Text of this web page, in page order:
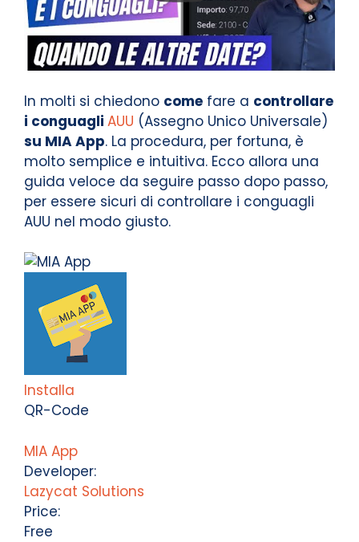
In molti si chiedono come fare a controllare
i conguagli AUU (Assegno Unico Universale)
su MIA App. La procedura, per fortuna, è
molto semplice e intuitiva. Ecco allora una
guida veloce da seguire passo dopo passo,
per essere sicuri di controllare i conguagli
AUU nel modo giusto.
Installa
QR-Code
MIA App
Developer:
Lazycat Solutions
Price:
Free